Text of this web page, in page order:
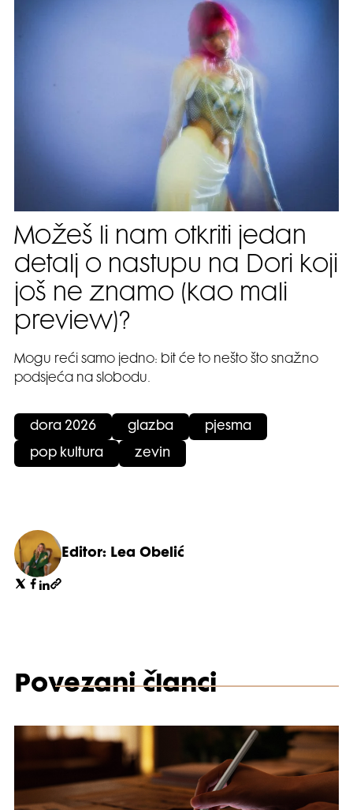
Možeš li nam otkriti jedan
detalj o nastupu na Dori koji
još ne znamo (kao mali
preview)?
Mogu reći samo jedno: bit će to nešto što snažno
podsjeća na slobodu.
dora 2026 glazba pjesma
pop kultura zevin
Editor: Lea Obelić
Povezani članci